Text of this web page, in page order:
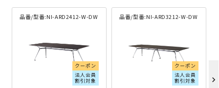
品番/型番:NI-ARD2412-W-DW
クーポン
法人会員
割引対象
品番/型番:NI-ARD3212-W-DW
クーポン
法人会員
割引対象
chevron_right